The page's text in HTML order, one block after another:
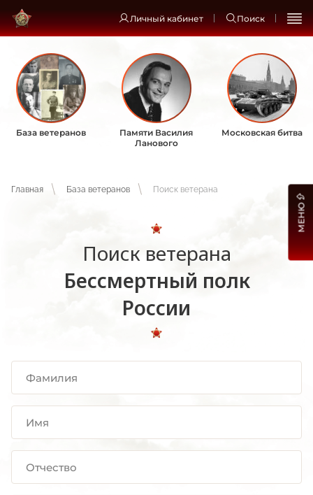
Личный кабинет Поиск
База ветеранов
Памяти Василия
Ланового
Московская битва
Главная База ветеранов Поиск ветерана
Поиск ветерана
Бессмертный полк
России
МЕНЮ